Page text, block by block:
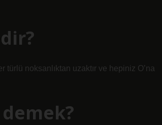
noksanlıktan uzaktır ve hepiniz O’na